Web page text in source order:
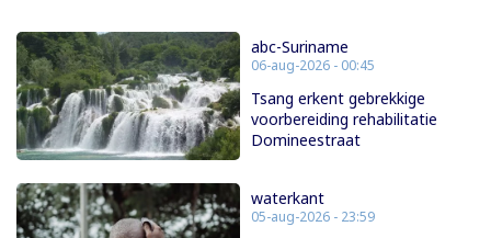
abc-Suriname
06-aug-2026 - 00:45
Tsang erkent gebrekkige
voorbereiding rehabilitatie
Domineestraat
waterkant
05-aug-2026 - 23:59